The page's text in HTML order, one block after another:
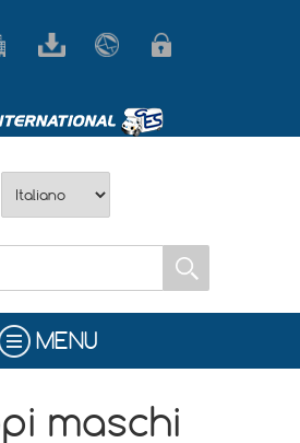
MENU
maschi